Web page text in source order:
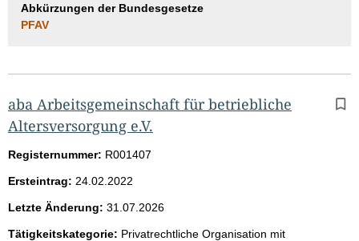
Abkürzungen der Bundesgesetze
PFAV
aba Arbeitsgemeinschaft für betriebliche
Altersversorgung e.V.
Registernummer: R001407
Ersteintrag: 24.02.2022
Letzte Änderung: 31.07.2026
Tätigkeitskategorie: Privatrechtliche Organisation mit